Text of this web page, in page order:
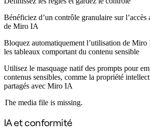
Leadership produit et
Marketing
Système d’exploitation
Transformation par l’IA
Transformation des
Expérience numérique du
Conception de l’expérience
Transformation du cloud et
Ressources
Apprentissage
Académie
Bénéficiez d’un contrôle granulaire sur
de Miro IA
Bloquez automatiquement l’utilisation de
les tableaux comportant du contenu sensible
Utilisez le masquage natif des prompts pour
contenus sensibles, comme la propriété
partagés avec Miro IA
The media file is missing.
IA et conformité